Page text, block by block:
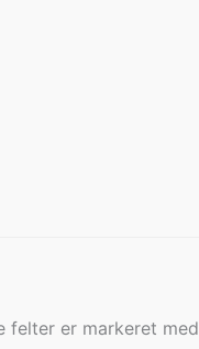
felter er markeret med